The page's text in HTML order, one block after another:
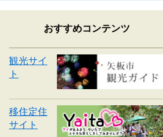
おすすめコンテンツ
観光サイ
ト
移住定住
サイト